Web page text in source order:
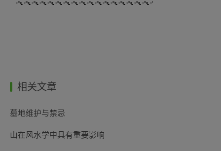
相关文章
墓地维护与禁忌
山在风水学中具有重要影响